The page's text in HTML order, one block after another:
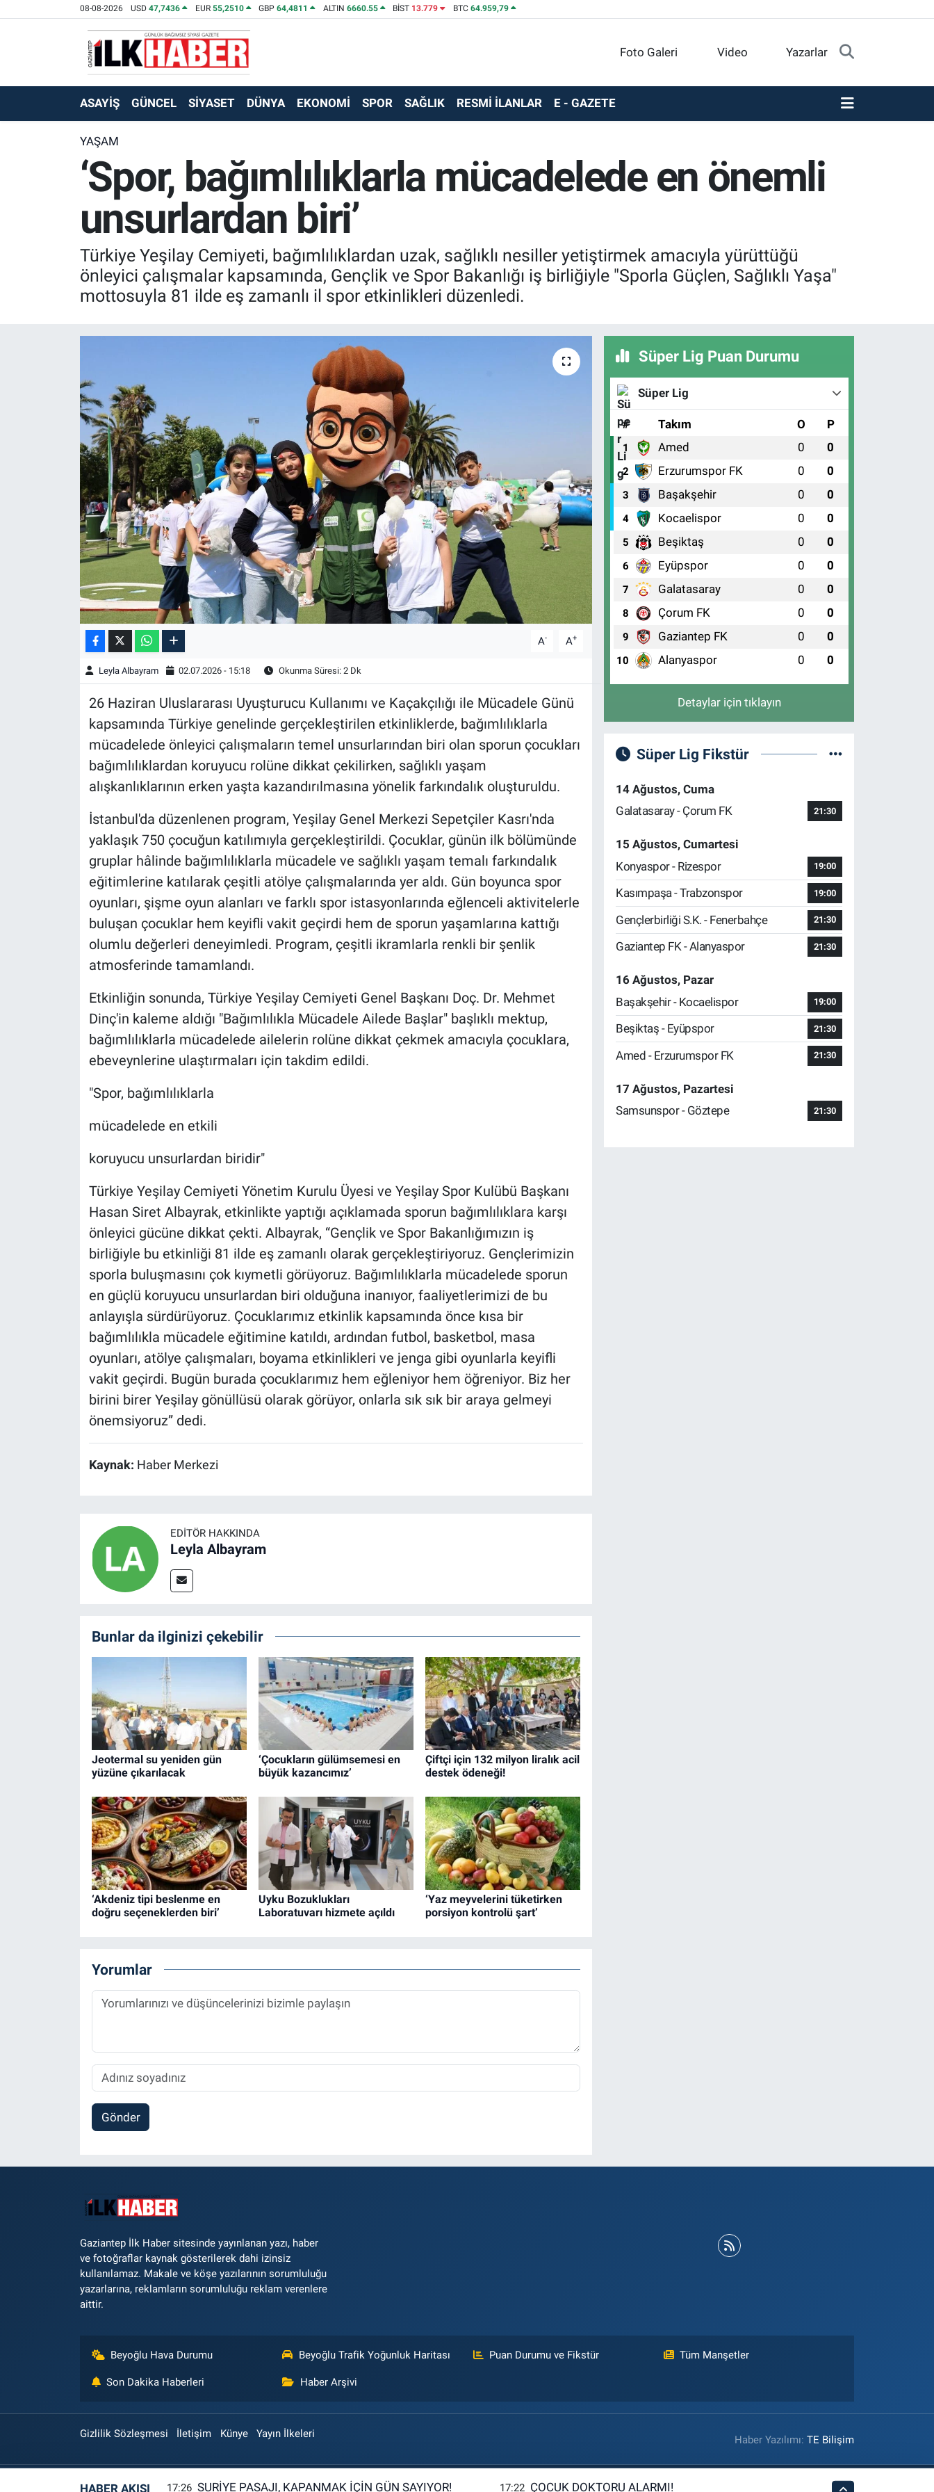
08-08-2026 USD47,7436 EUR 55,2510 GBP64,4811 ALTIN 6660.55 BİST 13.779 BTC 64.959,79
Foto Galeri Video Yazarlar
ASAYİŞ GÜNCEL SİYASET DÜNYA EKONOMİ SPOR SAĞLIK RESMİ İLANLAR E - GAZETE
YAŞAM
‘Spor, bağımlılıklarla mücadelede en önemli
unsurlardan biri’
Türkiye Yeşilay Cemiyeti, bağımlılıklardan uzak, sağlıklı nesiller yetiştirmek amacıyla yürüttüğü
önleyici çalışmalar kapsamında, Gençlik ve Spor Bakanlığı iş birliğiyle "Sporla Güçlen, Sağlıklı Yaşa"
mottosuyla 81 ilde eş zamanlı il spor etkinlikleri düzenledi.
A- A+
Leyla Albayram 02.07.2026 - 15:18 Okunma Süresi: 2 Dk
26 Haziran Uluslararası Uyuşturucu Kullanımı ve Kaçakçılığı ile Mücadele Günü
kapsamında Türkiye genelinde gerçekleştirilen etkinliklerde, bağımlılıklarla
mücadelede önleyici çalışmaların temel unsurlarından biri olan sporun çocukları
bağımlılıklardan koruyucu rolüne dikkat çekilirken, sağlıklı yaşam
alışkanlıklarının erken yaşta kazandırılmasına yönelik farkındalık oluşturuldu.
İstanbul'da düzenlenen program, Yeşilay Genel Merkezi Sepetçiler Kasrı'nda
yaklaşık 750 çocuğun katılımıyla gerçekleştirildi. Çocuklar, günün ilk bölümünde
gruplar hâlinde bağımlılıklarla mücadele ve sağlıklı yaşam temalı farkındalık
eğitimlerine katılarak çeşitli atölye çalışmalarında yer aldı. Gün boyunca spor
oyunları, şişme oyun alanları ve farklı spor istasyonlarında eğlenceli aktivitelerle
buluşan çocuklar hem keyifli vakit geçirdi hem de sporun yaşamlarına kattığı
olumlu değerleri deneyimledi. Program, çeşitli ikramlarla renkli bir şenlik
atmosferinde tamamlandı.
Etkinliğin sonunda, Türkiye Yeşilay Cemiyeti Genel Başkanı Doç. Dr. Mehmet
Dinç'in kaleme aldığı "Bağımlılıkla Mücadele Ailede Başlar" başlıklı mektup,
bağımlılıklarla mücadelede ailelerin rolüne dikkat çekmek amacıyla çocuklara,
ebeveynlerine ulaştırmaları için takdim edildi.
"Spor, bağımlılıklarla
mücadelede en etkili
koruyucu unsurlardan biridir"
Türkiye Yeşilay Cemiyeti Yönetim Kurulu Üyesi ve Yeşilay Spor Kulübü Başkanı
Hasan Siret Albayrak, etkinlikte yaptığı açıklamada sporun bağımlılıklara karşı
önleyici gücüne dikkat çekti. Albayrak, “Gençlik ve Spor Bakanlığımızın iş
birliğiyle bu etkinliği 81 ilde eş zamanlı olarak gerçekleştiriyoruz. Gençlerimizin
sporla buluşmasını çok kıymetli görüyoruz. Bağımlılıklarla mücadelede sporun
en güçlü koruyucu unsurlardan biri olduğuna inanıyor, faaliyetlerimizi de bu
anlayışla sürdürüyoruz. Çocuklarımız etkinlik kapsamında önce kısa bir
bağımlılıkla mücadele eğitimine katıldı, ardından futbol, basketbol, masa
oyunları, atölye çalışmaları, boyama etkinlikleri ve jenga gibi oyunlarla keyifli
vakit geçirdi. Bugün burada çocuklarımız hem eğleniyor hem öğreniyor. Biz her
birini birer Yeşilay gönüllüsü olarak görüyor, onlarla sık sık bir araya gelmeyi
önemsiyoruz” dedi.
Kaynak: Haber Merkezi
EDITÖR HAKKINDA
Leyla Albayram
Bunlar da ilginizi çekebilir
Jeotermal su yeniden gün
yüzüne çıkarılacak
‘Çocukların gülümsemesi en
büyük kazancımız’
Çiftçi için 132 milyon liralık acil
destek ödeneği!
‘Akdeniz tipi beslenme en
doğru seçeneklerden biri’
Uyku Bozuklukları
Laboratuvarı hizmete açıldı
‘Yaz meyvelerini tüketirken
porsiyon kontrolü şart’
Yorumlar
Gönder
Süper Lig Puan Durumu
Süper Lig
# Takım O P
1 Amed 0 0
2 Erzurumspor FK 0 0
3 Başakşehir 0 0
4 Kocaelispor 0 0
5 Beşiktaş 0 0
6 Eyüpspor 0 0
7 Galatasaray 0 0
8 Çorum FK 0 0
9 Gaziantep FK 0 0
10 Alanyaspor 0 0
Detaylar için tıklayın
Süper Lig Fikstür
14 Ağustos, Cuma
Galatasaray - Çorum FK
21:30
15 Ağustos, Cumartesi
Konyaspor - Rizespor
19:00
Kasımpaşa - Trabzonspor 19:00
Gençlerbirliği S.K. - Fenerbahçe 21:30
Gaziantep FK - Alanyaspor 21:30
16 Ağustos, Pazar
Başakşehir - Kocaelispor
19:00
Beşiktaş - Eyüpspor 21:30
Amed - Erzurumspor FK 21:30
17 Ağustos, Pazartesi
Samsunspor - Göztepe
21:30
Gaziantep İlk Haber sitesinde yayınlanan yazı, haber
ve fotoğraflar kaynak gösterilerek dahi izinsiz
kullanılamaz. Makale ve köşe yazılarının sorumluluğu
yazarlarına, reklamların sorumluluğu reklam verenlere
aittir.
Beyoğlu Hava Durumu Beyoğlu Trafik Yoğunluk Haritası Puan Durumu ve Fikstür Tüm Manşetler
Son Dakika Haberleri Haber Arşivi
Gizlilik Sözleşmesi İletişim Künye Yayın İlkeleri Haber Yazılımı:TE Bilişim
HABER AKIŞI 17:26 SURİYE PASAJI, KAPANMAK İÇİN GÜN SAYIYOR! 17:22 ÇOCUK DOKTORU ALARMI!
EKONOMİ
SİYASET
SAĞLIK
TEKNOLOJİ
KÜLTÜR - SANAT
Beyoğlu Hava Durumu
Beyoğlu Trafik Yoğunluk Haritası
Süper Lig Puan Durumu ve Fikstür
Tüm Manşetler
Son Dakika Haberleri
Haber Arşivi